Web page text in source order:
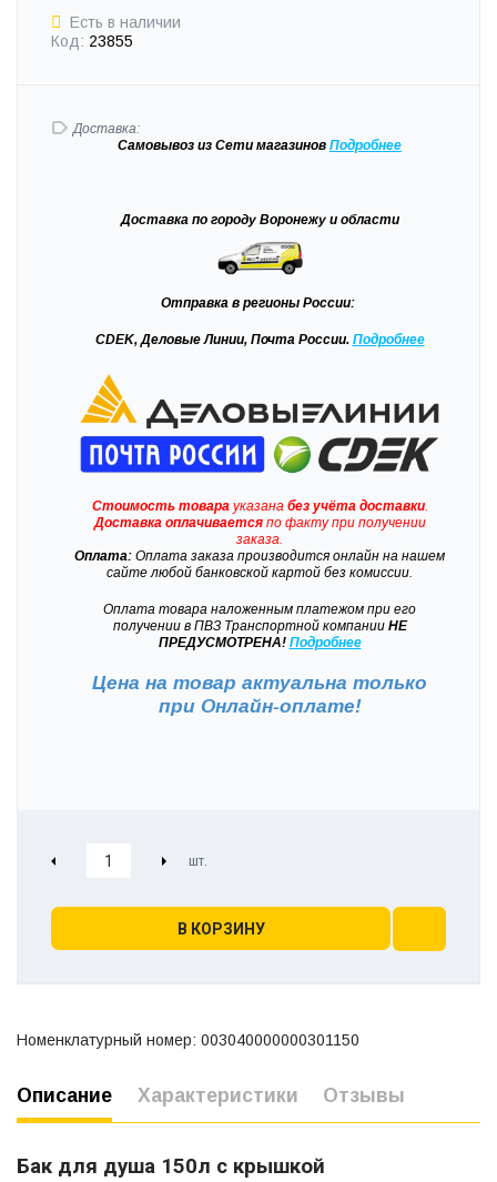
Есть в наличии
Код: 23855
Доставка:
Самовывоз из Сети магазинов Подробнее
Доставка по городу Воронежу и области
Отправка в регионы России:
CDEK, Деловые Линии, Почта России. Подробнее
Стоимость товарауказана без учёта доставки.
Доставкаоплачиваетсяпо факту при получении
заказа.
Оплата: Оплата заказа производится онлайн на нашем
сайте любой банковской картой без комиссии.
Оплата товара наложенным платежом при его
получении в ПВЗ Транспортной компанииНЕ
ПРЕДУСМОТРЕНА! Подробнее
Цена на товар актуальна только
при Онлайн-оплате!
В КОРЗИНУ
Номенклатурный номер: 003040000000301150
Описание Характеристики Отзывы
Бак для душа 150л с крышкой